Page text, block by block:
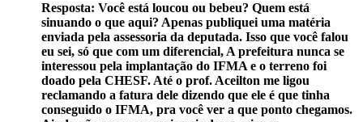
Resposta: Você está loucou ou bebeu? Quem está
sinuando o que aqui? Apenas publiquei uma matéria
enviada pela assessoria da deputada. Isso que você falou
eu sei, só que com um diferencial, A prefeitura nunca se
interessou pela implantação do IFMA e o terreno foi
doado pela CHESF. Até o prof. Aceilton me ligou
reclamando a fatura dele dizendo que ele é que tinha
conseguido o IFMA, pra você ver a que ponto chegamos.